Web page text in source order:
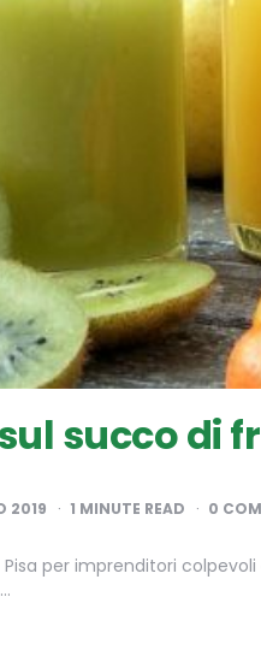
succo di
2019 1 MINUTE READ 0
Pisa per imprenditori